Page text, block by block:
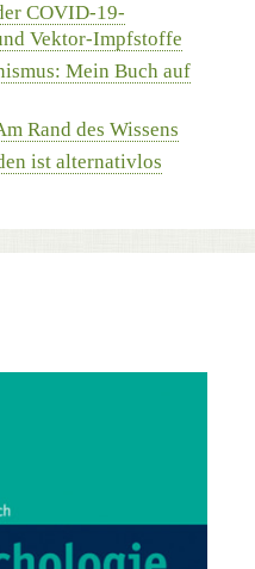
COVID-19-
Vektor-Impfstoffe
Mein Buch auf
Rand des Wissens
ist alternativlos